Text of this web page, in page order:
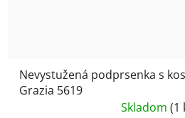
Nevystužená podprsenka s
Grazia 5619
Skladom (1